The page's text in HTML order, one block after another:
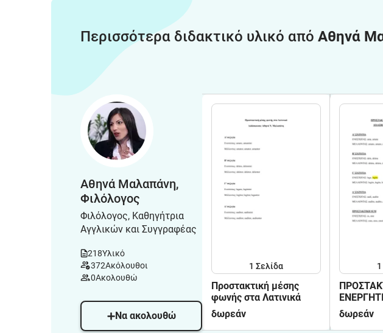
Περισσότερα διδακτικό υλικό από Αθηνά
Αθηνά Μαλαπάνη,
Φιλόλογος
Φιλόλογος, Καθηγήτρια
Αγγλικών και Συγγραφέας
218Υλικό
372Ακόλουθοι
0Ακολουθώ
Να ακολουθώ
1 Σελίδα
Προστακτική μέσης
φωνής στα Λατινικά
δωρεάν
1
ΣΤΑ
δωρεάν